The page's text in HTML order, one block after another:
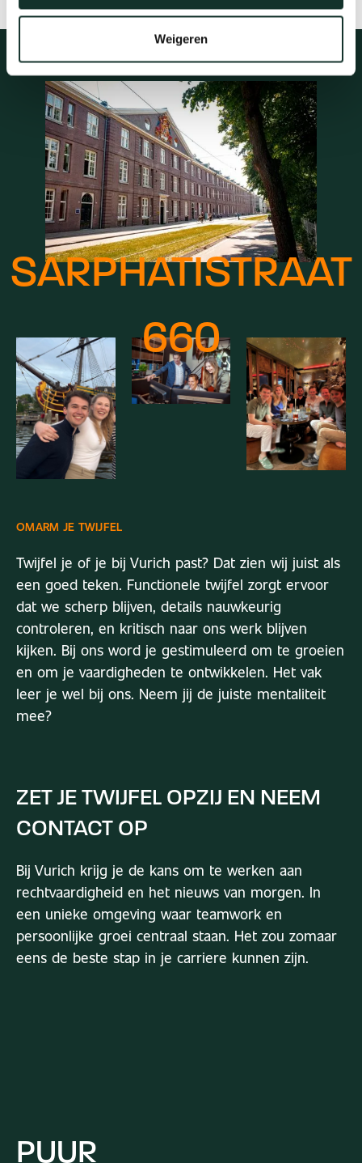
Weigeren
SARPHATISTRAAT
660
OMARM JE TWIJFEL
Twijfel je of je bij Vurich past? Dat zien wij juist als
een goed teken. Functionele twijfel zorgt ervoor
dat we scherp blijven, details nauwkeurig
controleren, en kritisch naar ons werk blijven
kijken. Bij ons word je gestimuleerd om te groeien
en om je vaardigheden te ontwikkelen. Het vak
leer je wel bij ons. Neem jij de juiste mentaliteit
mee?
ZETJETWIJFEL OPZIJ EN NEEM
CONTACT OP
Bij Vurich krijg je de kans om te werken aan
rechtvaardigheid en het nieuws van morgen. In
een unieke omgeving waar teamwork en
persoonlijke groei centraal staan. Het zou zomaar
eens de beste stap in je carriere kunnen zijn.
PUUR